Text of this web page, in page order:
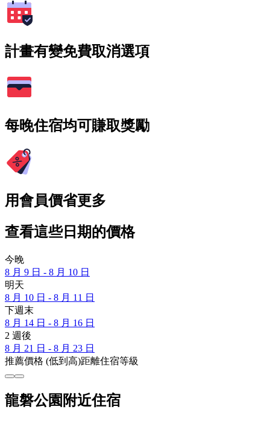
計畫有變免費取消選項
每晚住宿均可賺取獎勵
用會員價省更多
查看這些日期的價格
今晚
8 月 9 日 - 8 月 10 日
明天
8 月 10 日 - 8 月 11 日
下週末
8 月 14 日 - 8 月 16 日
2 週後
8 月 21 日 - 8 月 23 日
推薦價格 (低到高)距離住宿等級
龍磐公園附近住宿